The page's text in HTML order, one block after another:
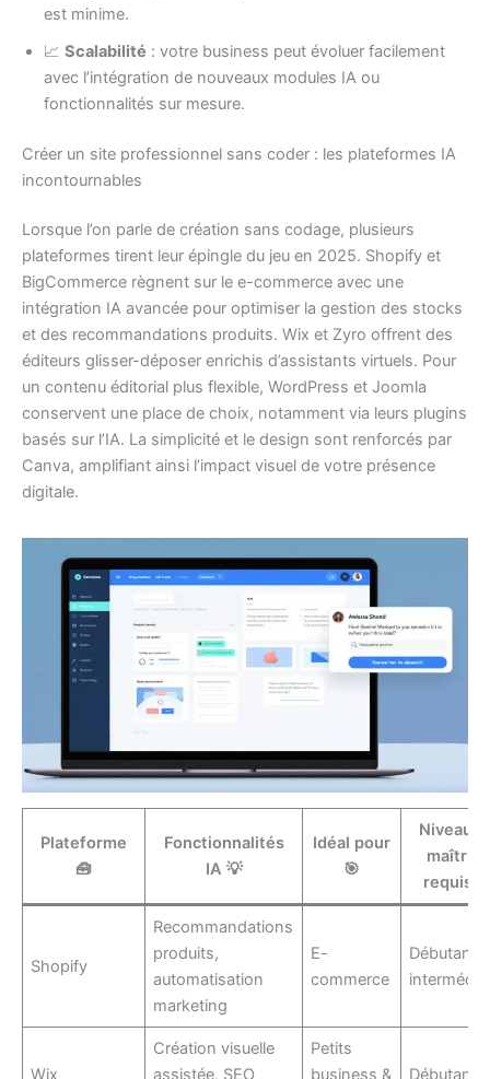
est minime.
📈 Scalabilité : votre business peut évoluer facilement
avec l’intégration de nouveaux modules IA ou
fonctionnalités sur mesure.
Créer un site professionnel sans coder : les plateformes IA
incontournables
Lorsque l’on parle de création sans codage, plusieurs
plateformes tirent leur épingle du jeu en 2025. Shopify et
BigCommerce règnent sur le e-commerce avec une
intégration IA avancée pour optimiser la gestion des stocks
et des recommandations produits. Wix et Zyro offrent des
éditeurs glisser-déposer enrichis d’assistants virtuels. Pour
un contenu éditorial plus flexible, WordPress et Joomla
conservent une place de choix, notamment via leurs plugins
basés sur l’IA. La simplicité et le design sont renforcés par
Canva, amplifiant ainsi l’impact visuel de votre présence
digitale.
Plateforme
🧰
Fonctionnalités
IA 💡
Idéal pour
🎯
Niveau
maîtrise
requis
Shopify
Recommandations
produits,
automatisation
marketing
E-
commerce
Débutant à
Création visuelle
Petits